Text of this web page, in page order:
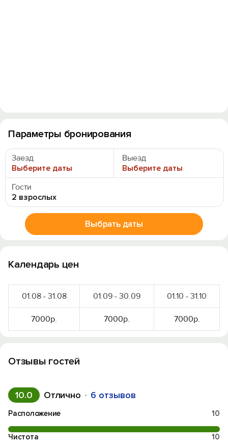
Параметры бронирования
Заезд
Выберите даты
Выезд
Выберите даты
Гости
2 взрослых
Выбрать даты
Календарь цен
01.08 - 31.08 01.09 - 30.09 01.10 - 31.10
7000р. 7000р. 7000р.
Отзывы гостей
10.0 Отлично 6 отзывов
Расположение 10
Чистота 10